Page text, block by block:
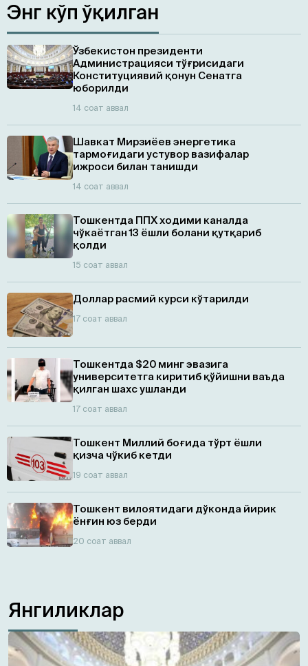
Энг кўп ўқилган
Ўзбекистон президенти
Администрацияси тўғрисидаги
Конституциявий қонун Сенатга
юборилди
14 соат аввал
Шавкат Мирзиёев энергетика
тармоғидаги устувор вазифалар
ижроси билан танишди
14 соат аввал
Тошкентда ППХ ходими каналда
чўкаётган 13 ёшли болани қутқариб
қолди
15 соат аввал
Доллар расмий курси кўтарилди
17 соат аввал
Тошкентда $20 минг эвазига
университетга киритиб қўйишни ваъда
қилган шахс ушланди
17 соат аввал
Тошкент Миллий боғида тўрт ёшли
қизча чўкиб кетди
19 соат аввал
Тошкент вилоятидаги дўконда йирик
ёнғин юз берди
20 соат аввал
Янгиликлар